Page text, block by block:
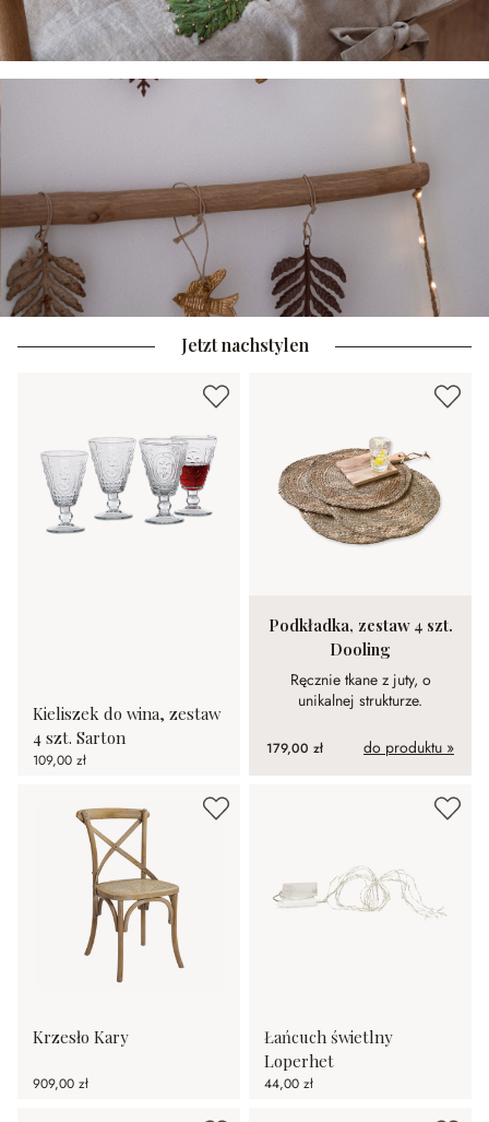
Jetzt nachstylen
Kieliszek do wina, zestaw
4 szt. Sarton
109,00 zł
Podkładka, zestaw 4 szt.
Dooling
Ręcznie tkane z juty, o
unikalnej strukturze.
179,00 zł do produktu »
Krzesło Kary
909,00 zł
Łańcuch świetlny
Loperhet
44,00 zł